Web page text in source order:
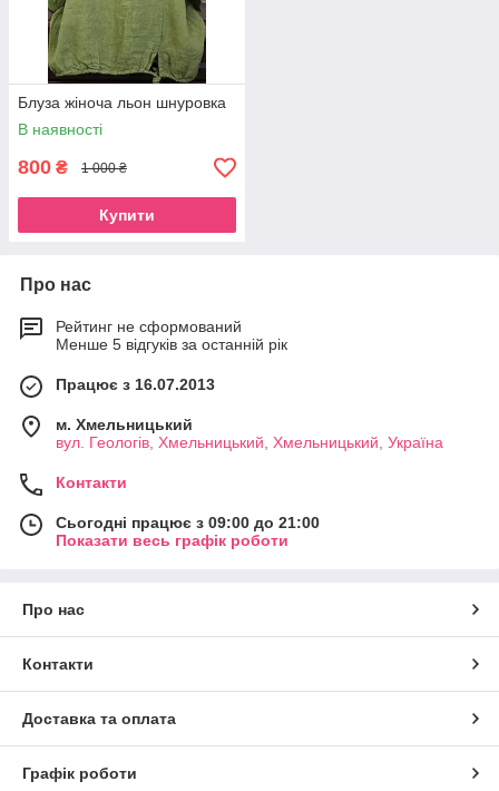
Блуза жіноча льон шнуровка
В наявності
800 ₴ 1 000 ₴
Купити
Про нас
Рейтинг не сформований
Менше 5 відгуків за останній рік
Працює з 16.07.2013
м. Хмельницький
вул. Геологів, Хмельницький, Хмельницький, Україна
Контакти
Сьогодні працює з 09:00 до 21:00
Показати весь графік роботи
Про нас
Контакти
Доставка та оплата
Графік роботи